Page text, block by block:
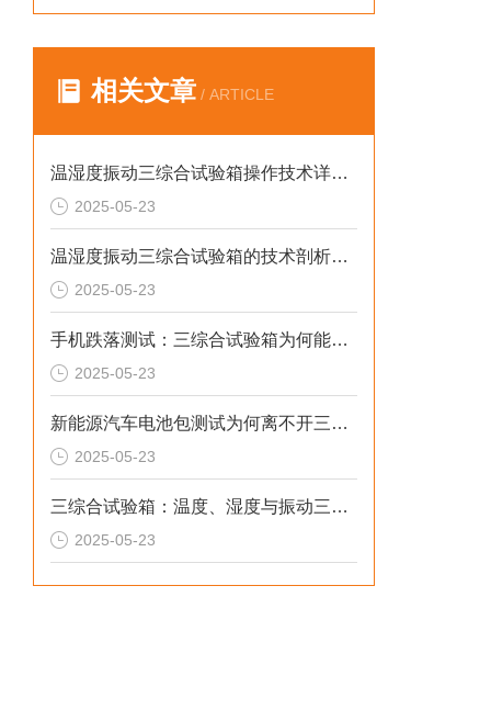
相关文章 / ARTICLE
温湿度振动三综合试验箱操作技术详解与应用指导
2025-05-23
温湿度振动三综合试验箱的技术剖析与实用价值
2025-05-23
手机跌落测试：三综合试验箱为何能取代普通振动台？
2025-05-23
新能源汽车电池包测试为何离不开三综合试验箱
2025-05-23
三综合试验箱：温度、湿度与振动三应力协同掌控技术解析
2025-05-23